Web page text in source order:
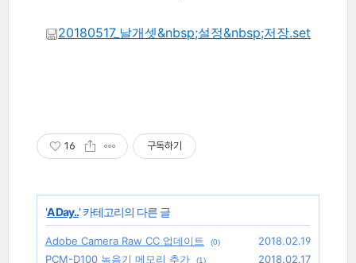
20180517_날개셋&nbsp;설정&nbsp;저장.set
16 구독하기
'A Day..' 카테고리의 다른 글
Adobe Camera Raw CC 업데이트 (0)
2018.02.19
PCM-D100 녹음기 메모리 추가
(1)
2018.02.17